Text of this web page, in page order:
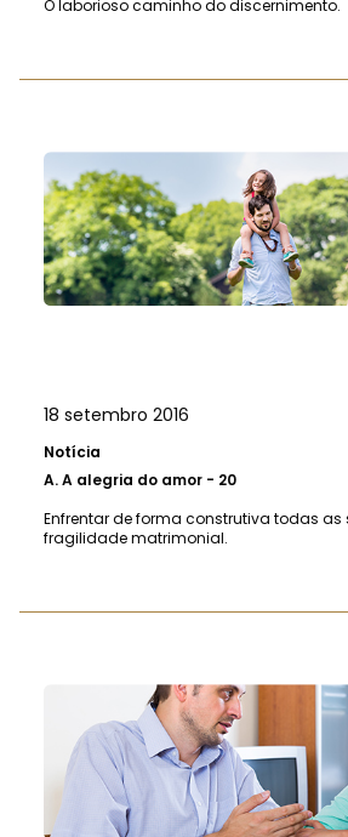
O laborioso caminho do discernimento.
18 setembro 2016
Notícia
A.A alegria do amor - 20
Enfrentar de forma construtiva todas as
fragilidade matrimonial.